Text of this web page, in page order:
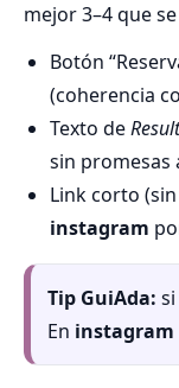
mejor 3–4 que
Botón
(coherencia
Texto de
sin promesas
Link corto
instagram
Tip GuiAda:
En instagram